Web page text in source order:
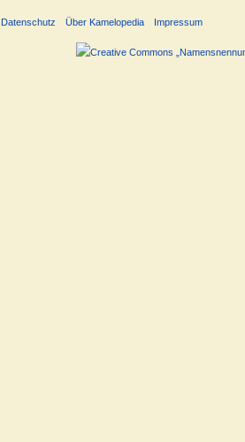
Datenschutz Über Kamelopedia Impressum